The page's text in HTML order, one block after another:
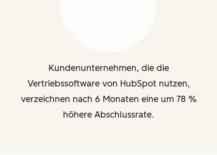
Kundenunternehmen, die die
Vertriebssoftware von HubSpot nutzen,
verzeichnen nach 6 Monaten eine um 78 %
höhere Abschlussrate.